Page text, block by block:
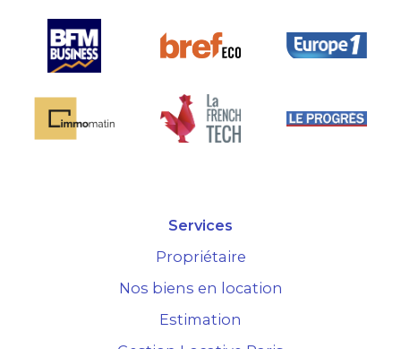
Services
Propriétaire
Nos biens en location
Estimation